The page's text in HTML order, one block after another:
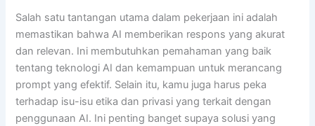
Salah satu tantangan utama dalam pekerjaan ini adalah
memastikan bahwa AI memberikan respons yang akurat
dan relevan. Ini membutuhkan pemahaman yang baik
tentang teknologi AI dan kemampuan untuk merancang
prompt yang efektif. Selain itu, kamu juga harus peka
terhadap isu-isu etika dan privasi yang terkait dengan
penggunaan AI. Ini penting banget supaya solusi yang